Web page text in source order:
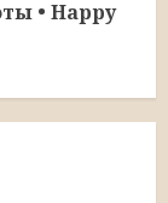
• Happy